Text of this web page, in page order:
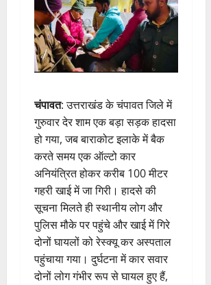
चंपावत: उत्तराखंड के चंपावत जिले में
गुरुवार देर शाम एक बड़ा सड़क हादसा
हो गया, जब बाराकोट इलाके में बैक
करते समय एक ऑल्टो कार
अनियंत्रित होकर करीब 100 मीटर
गहरी खाई में जा गिरी। हादसे की
सूचना मिलते ही स्थानीय लोग और
पुलिस मौके पर पहुंचे और खाई में गिरे
दोनों घायलों को रेस्क्यू कर अस्पताल
पहुंचाया गया। दुर्घटना में कार सवार
दोनों लोग गंभीर रूप से घायल हुए हैं,